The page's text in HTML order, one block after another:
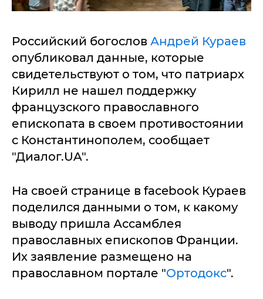
Российский богослов Андрей Кураев
опубликовал данные, которые
свидетельствуют о том, что патриарх
Кирилл не нашел поддержку
французского православного
епископата в своем противостоянии
с Константинополем, сообщает
"Диалог.UA".
На своей странице в facebook Кураев
поделился данными о том, к какому
выводу пришла Ассамблея
православных епископов Франции.
Их заявление размещено на
православном портале "Ортодокс".